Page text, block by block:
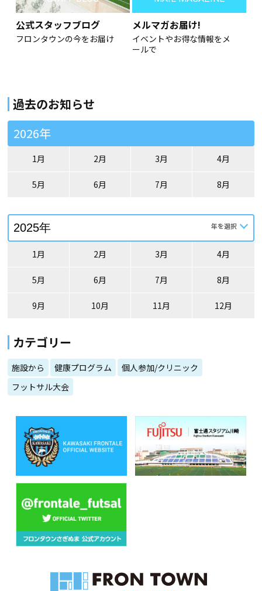
公式スタッフブログ
フロンタウンの今をお届け
メルマガお届け!
イベントやお得な情報をメ
ールで
過去のお知らせ
2026年
1月 2月 3月 4月
5月 6月 7月 8月
1月 2月 3月 4月
5月 6月 7月 8月
9月 10月 11月 12月
カテゴリー
施設から 健康プログラム
個人参加/クリニック
フットサル大会